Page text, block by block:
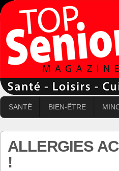
SANTÉ BIEN-ÊTRE
ALLERGIES
!